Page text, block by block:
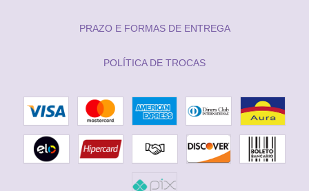
PRAZO E FORMAS DE ENTREGA
POLÍTICA DE TROCAS